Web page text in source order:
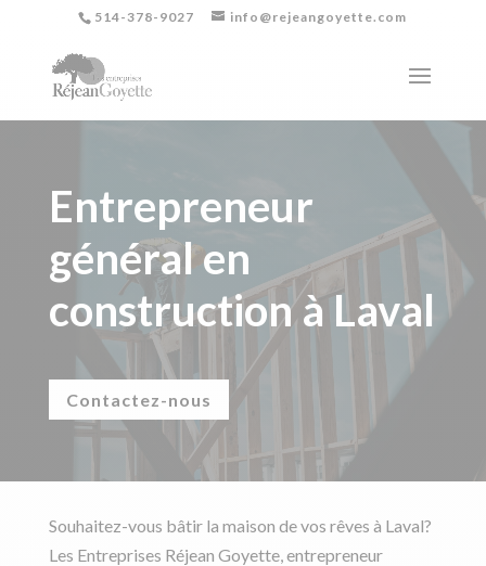
514-378-9027 info@rejeangoyette.com
Entrepreneur
général en
construction à Laval
Contactez-nous
Souhaitez-vous bâtir la maison de vos rêves à Laval?
Les Entreprises Réjean Goyette, entrepreneur